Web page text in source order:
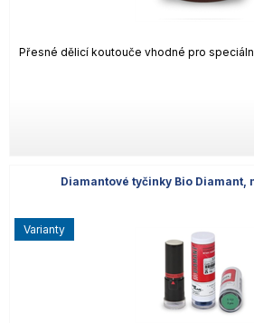
Přesné dělicí koutouče vhodné pro
Diamantové tyčinky Bio Diamant,
varianty